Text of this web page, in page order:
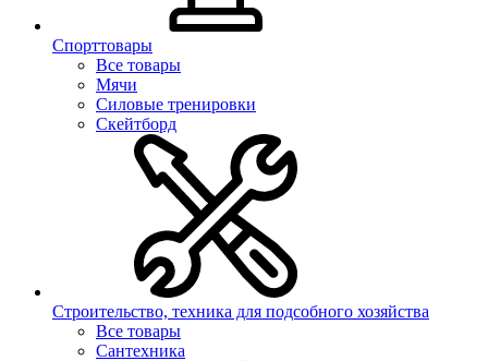
Спорттовары
Все товары
Мячи
Силовые тренировки
Скейтборд
Строительство, техника для подсобного хозяйства
Все товары
Сантехника